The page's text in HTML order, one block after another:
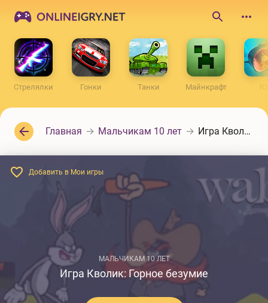
по
сайту
Стрелялки Гонки Танки Майнкрафт IO
Главная Мальчикам 10 лет Игра Кволик: Горное безумие
МАЛЬЧИКАМ 10 ЛЕТ
Игра Кволик: Горное безумие
Добавить в Мои игры